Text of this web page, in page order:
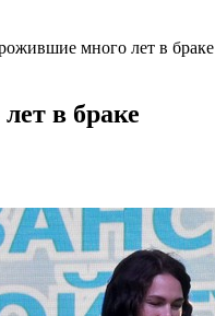
много лет в браке
в браке